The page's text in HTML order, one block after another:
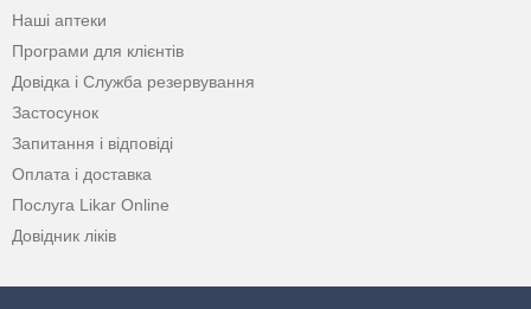
Наші аптеки
Програми для клієнтів
Довідка і Служба резервування
Застосунок
Запитання і відповіді
Оплата і доставка
Послуга Likar Online
Довідник ліків